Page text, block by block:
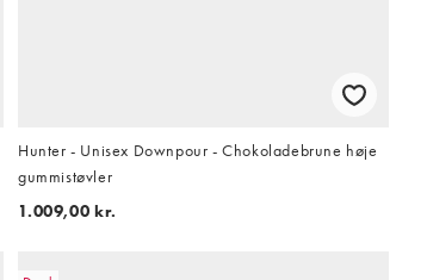
Hunter - Unisex Downpour - Chokoladebrune høje
gummistøvler
1.009,00 kr.